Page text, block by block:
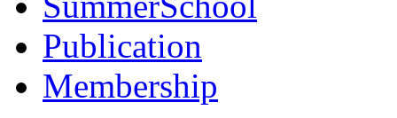
Publication
Membership